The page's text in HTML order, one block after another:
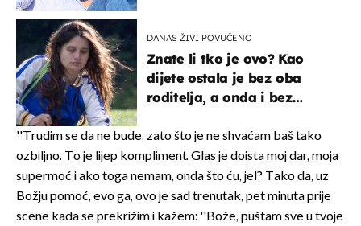
DANAS ŽIVI POVUČENO
Znate li tko je ovo? Kao
dijete ostala je bez oba
roditelja, a onda i bez
naslijediti
''Trudim se da ne bude, zato što je ne shvaćam baš tako
ozbiljno. To je lijep kompliment. Glas je doista moj dar, moja
supermoć i ako toga nemam, onda što ću, jel? Tako da, uz
Božju pomoć, evo ga, ovo je sad trenutak, pet minuta prije
scene kada se prekrižim i kažem: ''Bože, puštam sve u tvoje